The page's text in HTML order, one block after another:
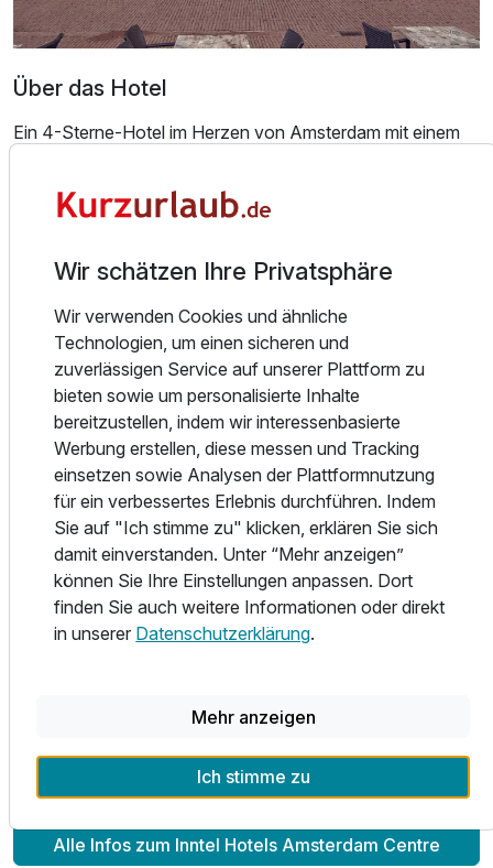
Über das Hotel
Ein 4-Sterne-Hotel im Herzen von Amsterdam mit einem
berühmten Grachten und allen Highlights, wie den
Sie haben die ganze Stadt zu Ihren Füßen.
Die komfortablen Zimmer und Suiten sind mit allen
notwendigen luxuriösen Einrichtungen ausgestattet und
bilden die perfekte Basis für einen Städtetrip in unser
geliebtes Amsterdam. Im Inntel Hotels Amsterdam Centre
wird ein Besuch in der Hauptstadt zu einem echten
Erlebnis.
Inntel Hotels Amsterdam Centre ist leicht zu erreichen. Das
Hotel liegt nur 5 Gehminuten vom Amsterdamer
Hauptbahnhof entfernt. Gegenüber dem Hotel befindet
sich das große Parkhaus 'QPark Nieuwendijk'. Egal, ob Sie
mit dem Auto oder dem Zug anreisen, Sie können schnell
zum Inntel Hotels Amsterdam Centre gelangen.
nl/parkeren/amsterdam/2020-ams-inntel-hotels-
Alle Infos zum Inntel Hotels Amsterdam Centre
Wir schätzen Ihre Privatsphäre
Wir verwenden Cookies und ähnliche
Technologien, um einen sicheren und
zuverlässigen Service auf unserer Plattform zu
bieten sowie um personalisierte Inhalte
bereitzustellen, indem wir interessenbasierte
Werbung erstellen, diese messen und Tracking
einsetzen sowie Analysen der Plattformnutzung
für ein verbessertes Erlebnis durchführen. Indem
Sie auf "Ich stimme zu" klicken, erklären Sie sich
damit einverstanden. Unter “Mehr anzeigen”
können Sie Ihre Einstellungen anpassen. Dort
finden Sie auch weitere Informationen oder direkt
in unserer Datenschutzerklärung.
Mehr anzeigen
Ich stimme zu